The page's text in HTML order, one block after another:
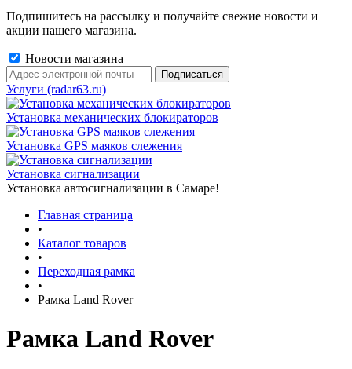
Подпишитесь на рассылку и получайте свежие новости и
акции нашего магазина.
Новости магазина
Услуги (radar63.ru)
Установка механических блокираторов
Установка GPS маяков слежения
Установка сигнализации
Установка автосигнализации в Самаре!
Главная страница
•
Каталог товаров
•
Переходная рамка
•
Рамка Land Rover
Рамка Land Rover